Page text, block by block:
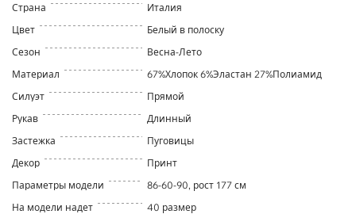
Страна
Италия
Цвет
Белый в полоску
Сезон
Весна-Лето
Материал
67%Хлопок 6%Эластан 27%Полиамид
Силуэт
Прямой
Рукав
Длинный
Застежка
Пуговицы
Декор
Принт
Параметры модели
86-60-90, рост 177 см
На модели надет
40 размер